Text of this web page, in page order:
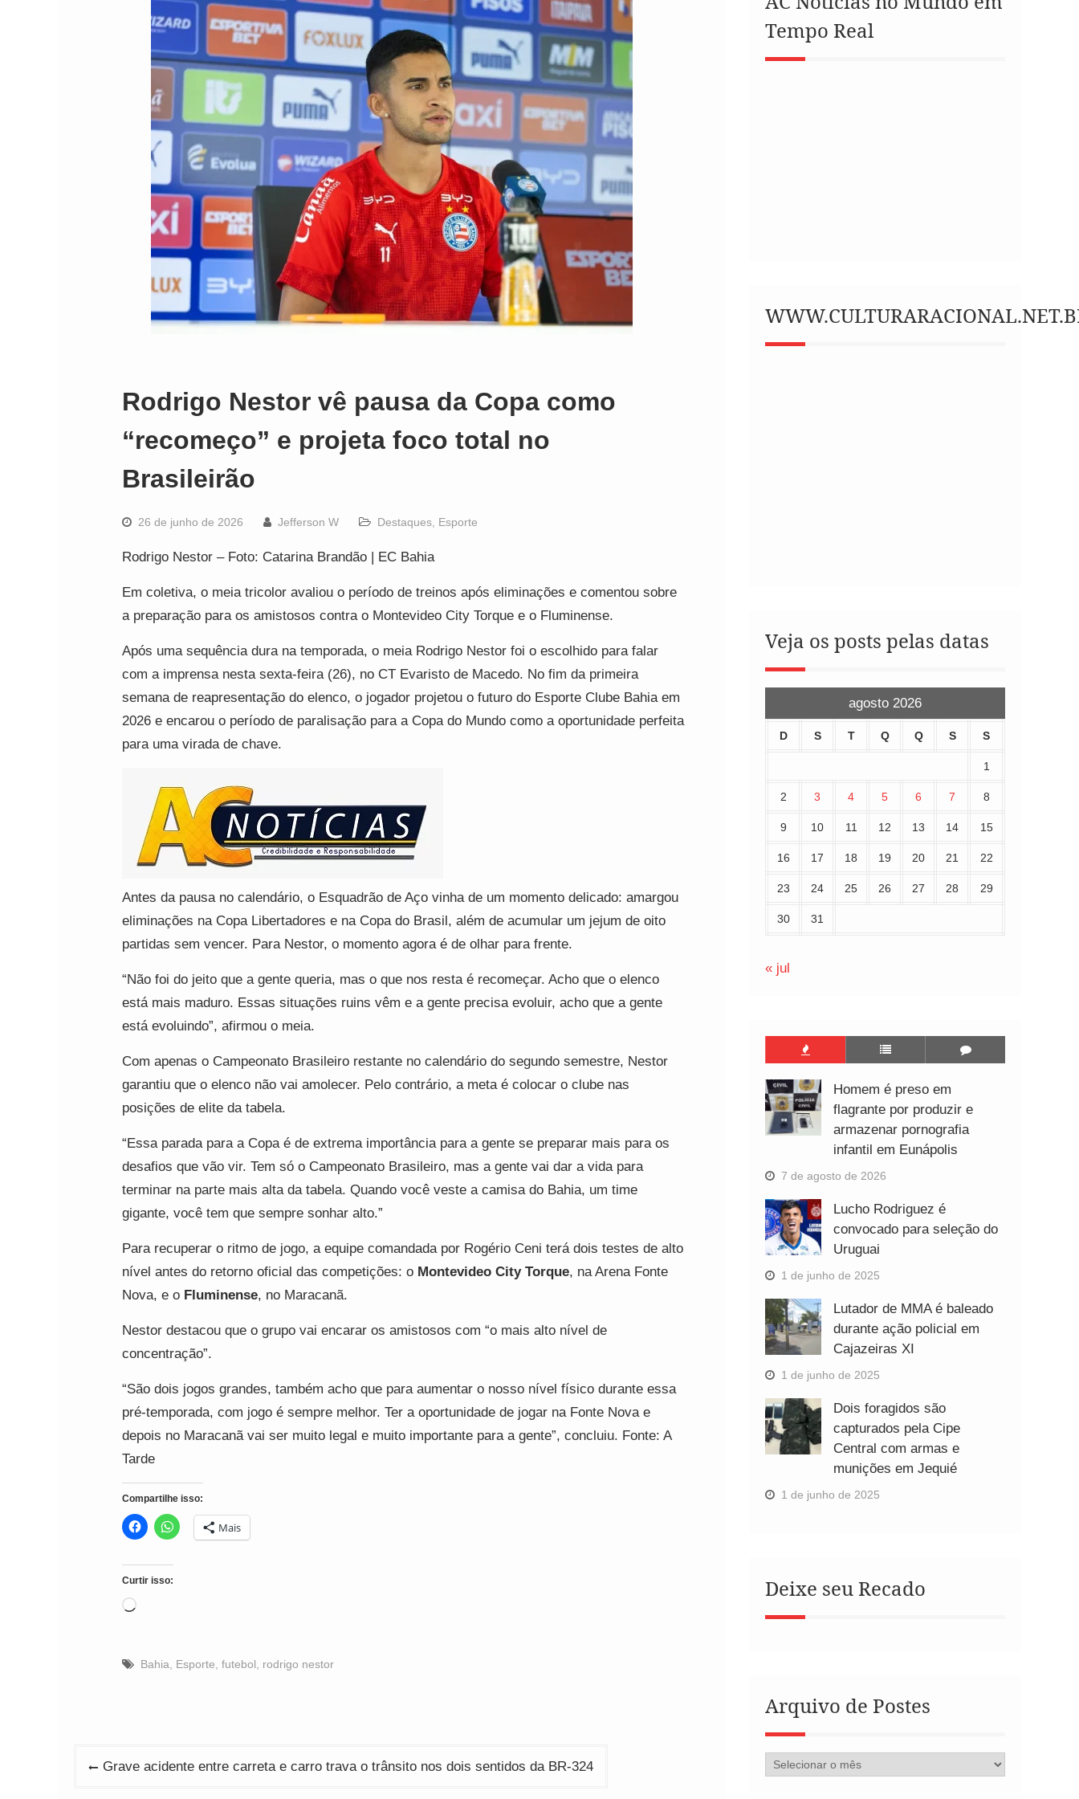
Rodrigo Nestor vê pausa da Copa como
“recomeço” e projeta foco total no
Brasileirão
26 de junho de 2026 Jefferson W Destaques Esporte
Rodrigo Nestor – Foto: Catarina Brandão | EC Bahia
Em coletiva, o meia tricolor avaliou o período de treinos após eliminações e comentou sobre
a preparação para os amistosos contra o Montevideo City Torque e o Fluminense.
Após uma sequência dura na temporada, o meia Rodrigo Nestor foi o escolhido para falar
com a imprensa nesta sexta-feira (26), no CT Evaristo de Macedo. No fim da primeira
semana de reapresentação do elenco, o jogador projetou o futuro do Esporte Clube Bahia em
2026 e encarou o período de paralisação para a Copa do Mundo como a oportunidade perfeita
para uma virada de chave.
Antes da pausa no calendário, o Esquadrão de Aço vinha de um momento delicado: amargou
eliminações na Copa Libertadores e na Copa do Brasil, além de acumular um jejum de oito
partidas sem vencer. Para Nestor, o momento agora é de olhar para frente.
“Não foi do jeito que a gente queria, mas o que nos resta é recomeçar. Acho que o elenco
está mais maduro. Essas situações ruins vêm e a gente precisa evoluir, acho que a gente
está evoluindo”, afirmou o meia.
Com apenas o Campeonato Brasileiro restante no calendário do segundo semestre, Nestor
garantiu que o elenco não vai amolecer. Pelo contrário, a meta é colocar o clube nas
posições de elite da tabela.
“Essa parada para a Copa é de extrema importância para a gente se preparar mais para os
desafios que vão vir. Tem só o Campeonato Brasileiro, mas a gente vai dar a vida para
terminar na parte mais alta da tabela. Quando você veste a camisa do Bahia, um time
gigante, você tem que sempre sonhar alto.”
Para recuperar o ritmo de jogo, a equipe comandada por Rogério Ceni terá dois testes de alto
nível antes do retorno oficial das competições: o Montevideo City Torque, na Arena Fonte
Nova, e o Fluminense, no Maracanã.
Nestor destacou que o grupo vai encarar os amistosos com “o mais alto nível de
concentração”.
“São dois jogos grandes, também acho que para aumentar o nosso nível físico durante essa
pré-temporada, com jogo é sempre melhor. Ter a oportunidade de jogar na Fonte Nova e
depois no Maracanã vai ser muito legal e muito importante para a gente”, concluiu. Fonte: A
Tarde
Compartilhe isso:
Mais
Curtir isso:
Carregando...
Bahia Esporte futebol rodrigo nestor
Navegação
Grave acidente entre carreta e carro trava o trânsito nos dois sentidos da BR-324
Tempo Real
Veja os posts pelas datas
agosto 2026
D S T Q Q S S
1
2 3 4 5 6 7 8
9 10 11 12 13 14 15
16 17 18 19 20 21 22
23 24 25 26 27 28 29
30 31
« jul
Homem é preso em
flagrante por produzir e
armazenar pornografia
infantil em Eunápolis
7 de agosto de 2026
Lucho Rodriguez é
convocado para seleção do
Uruguai
1 de junho de 2025
Lutador de MMA é baleado
durante ação policial em
Cajazeiras XI
1 de junho de 2025
Dois foragidos são
capturados pela Cipe
Central com armas e
munições em Jequié
1 de junho de 2025
Deixe seu Recado
Arquivo de Postes
Arquivo